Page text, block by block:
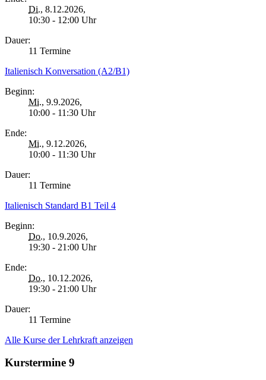
Di., 8.12.2026,
10:30 - 12:00 Uhr
Dauer:
11 Termine
Italienisch Konversation (A2/B1)
Beginn:
Mi., 9.9.2026,
10:00 - 11:30 Uhr
Ende:
Mi., 9.12.2026,
10:00 - 11:30 Uhr
Dauer:
11 Termine
Italienisch Standard B1 Teil 4
Beginn:
Do., 10.9.2026,
19:30 - 21:00 Uhr
Ende:
Do., 10.12.2026,
19:30 - 21:00 Uhr
Dauer:
11 Termine
Alle Kurse der Lehrkraft anzeigen
Kurstermine 9